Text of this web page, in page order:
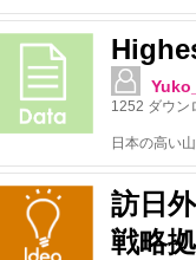
1252 ダウン
日本の高い
訪日
戦略